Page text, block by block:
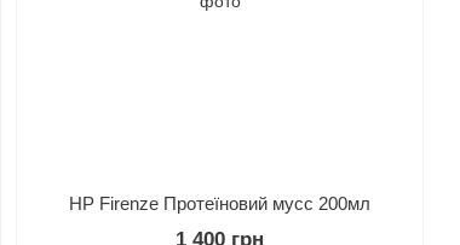
HP Firenze Протеїновий мусс 200мл
1 400 грн